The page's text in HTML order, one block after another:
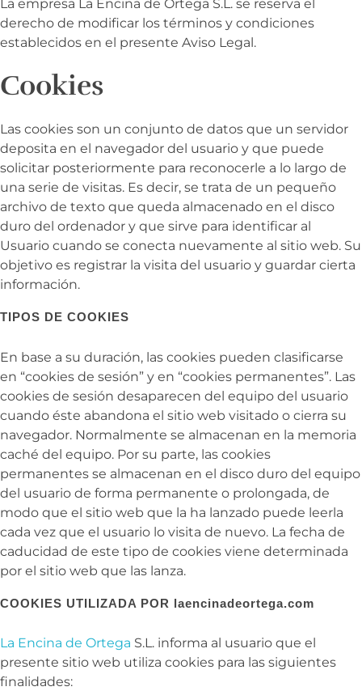
La empresa La Encina de Ortega S.L. se reserva el
derecho de modificar los términos y condiciones
establecidos en el presente Aviso Legal.
Cookies
Las cookies son un conjunto de datos que un servidor
deposita en el navegador del usuario y que puede
solicitar posteriormente para reconocerle a lo largo de
una serie de visitas. Es decir, se trata de un pequeño
archivo de texto que queda almacenado en el disco
duro del ordenador y que sirve para identificar al
Usuario cuando se conecta nuevamente al sitio web. Su
objetivo es registrar la visita del usuario y guardar cierta
información.
TIPOS DE COOKIES
En base a su duración, las cookies pueden clasificarse
en “cookies de sesión” y en “cookies permanentes”. Las
cookies de sesión desaparecen del equipo del usuario
cuando éste abandona el sitio web visitado o cierra su
navegador. Normalmente se almacenan en la memoria
caché del equipo. Por su parte, las cookies
permanentes se almacenan en el disco duro del equipo
del usuario de forma permanente o prolongada, de
modo que el sitio web que la ha lanzado puede leerla
cada vez que el usuario lo visita de nuevo. La fecha de
caducidad de este tipo de cookies viene determinada
por el sitio web que las lanza.
COOKIES UTILIZADA POR laencinadeortega.com
La Encina de Ortega S.L. informa al usuario que el
presente sitio web utiliza cookies para las siguientes
finalidades: